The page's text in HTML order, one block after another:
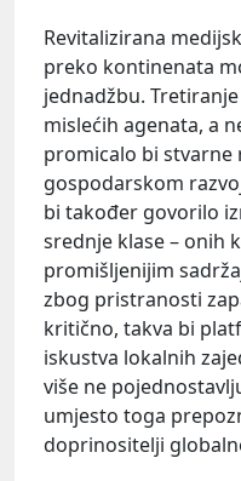
Revitalizirana
preko kontinenata
jednadžbu.
mislećih agenata, a
promicalo bi stvarne
gospodarskom
bi također govorilo
srednje klase – onih
promišljenijim
zbog pristranosti
kritično, takva bi
iskustva lokalnih
više ne
umjesto toga
doprinositelji